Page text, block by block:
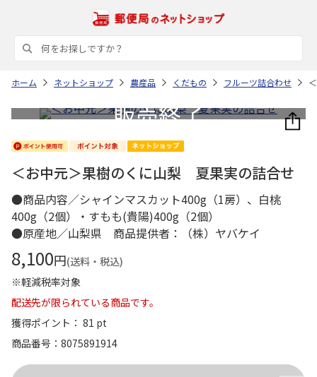
ホーム ネットショップ 農産品 くだもの フルーツ詰合わせ
＜お中元＞果樹のくに山梨 夏果実の詰合せ
●商品内容／シャインマスカット400g（1房）、白桃
400g（2個）・すもも(貴陽)400g（2個）
●原産地／山梨県 商品提供者：（株）ヤバケイ
8,100円(送料・税込)
※軽減税率対象
配送先が限られている商品です。
獲得ポイント： 81 pt
商品番号
8075891914